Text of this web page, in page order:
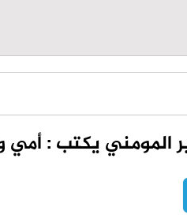
المومني يكتب : أمي